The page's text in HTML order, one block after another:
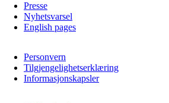
Presse
Nyhetsvarsel
English pages
Personvern
Tilgjengelighetserklæring
Informasjonskapsler